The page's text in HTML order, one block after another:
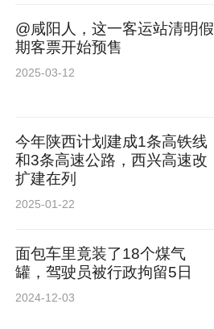
@咸阳人，这一客运站清明假
期客票开始预售
2025-03-12
今年陕西计划建成1条高铁线
和3条高速公路，西兴高速改
扩建在列
2025-01-22
面包车里竟装了18个煤气
罐，驾驶员被行政拘留5日
2024-12-03